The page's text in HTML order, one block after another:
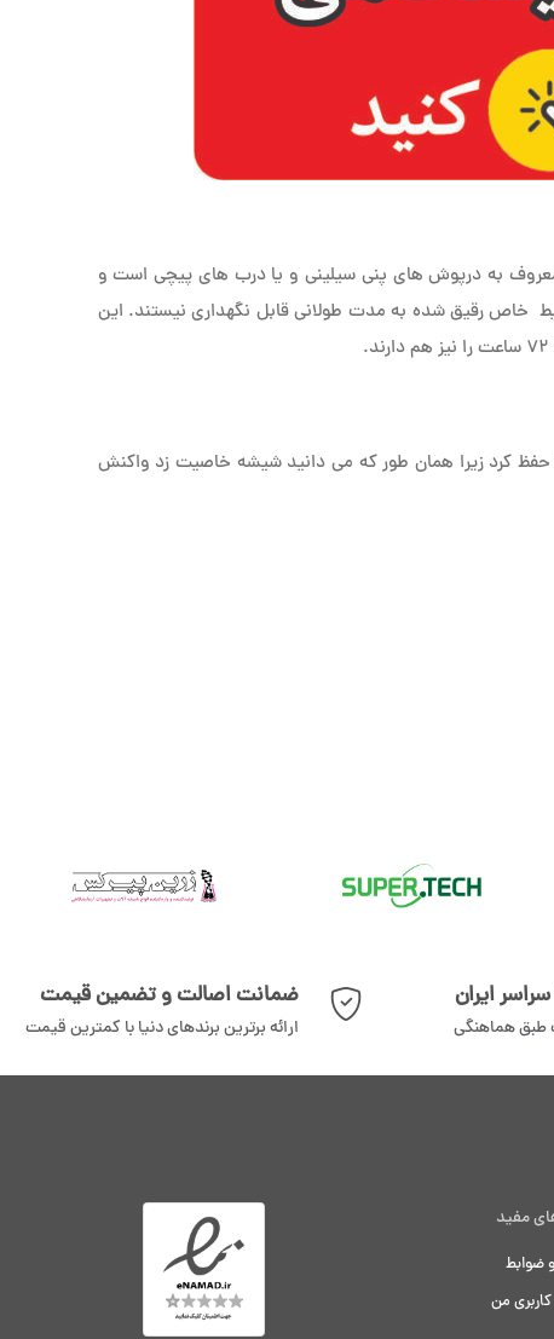
به درپوش های پنی سیلینی و یا درب های پیچی است و
خاص رقیق شده به مدت طولانی قابل نگهداری نیستند. این
حفظ کرد زیرا همان طور که می دانید شیشه خاصیت زد واکنش
ایران
طبق هماهنگی
ضمانت اصالت و تضمین قیمت
ارائه برترین برندهای دنیا با کمترین قیمت
مفید
ضوابط
من